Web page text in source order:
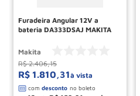
Furadeira Angular 12V a
bateria DA333DSAJ MAKITA
Makita
R$ 2.406,15
R$ 1.810,31à vista